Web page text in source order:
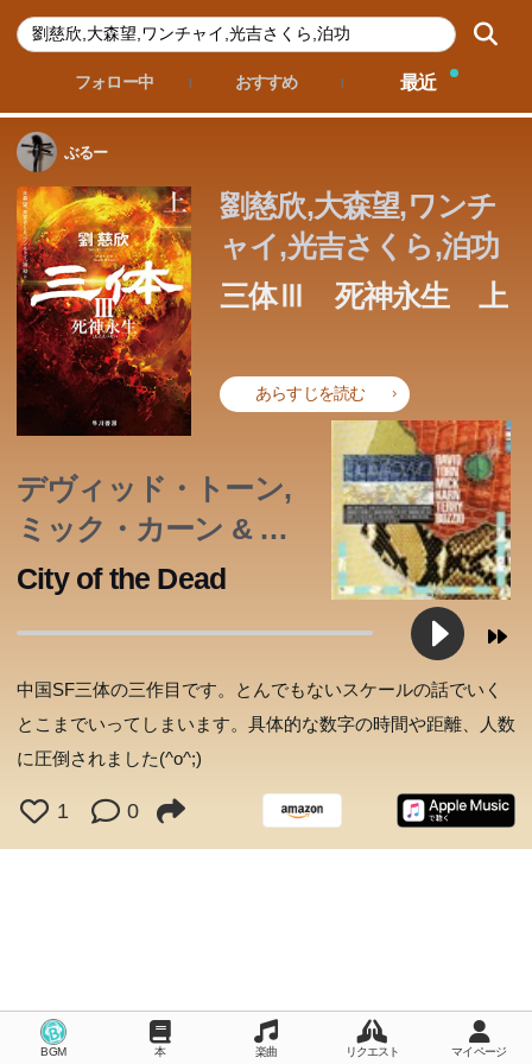
フォロー中 おすすめ 最近
ぶるー
劉慈欣,大森望,ワンチ
ャイ,光吉さくら,泊功
三体Ⅲ 死神永生 上
あらすじを読む
この本のあらすじは準備中です。Amazonで読むこともでき
ます。
デヴィッド・トーン,
ミック・カーン & テ
リー・ボジオ
City of the Dead
中国SF三体の三作目です。とんでもないスケールの話でいく
とこまでいってしまいます。具体的な数字の時間や距離、人数
に圧倒されました(^o^;)
1 0
BGM 本 楽曲 リクエスト マイページ